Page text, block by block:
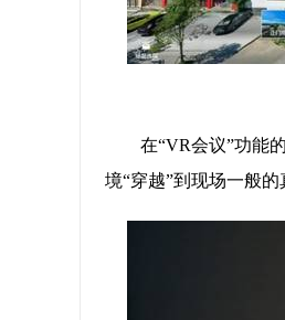
在“VR会议”功能
境“穿越”到现场一般的